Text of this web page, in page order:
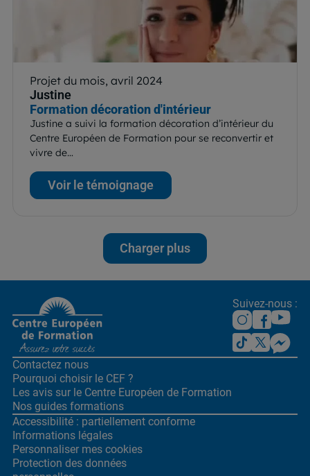
Projet du mois, avril 2024
Justine
Formation décoration d'intérieur
Justine a suivi la formation décoration d’intérieur du
Centre Européen de Formation pour se reconvertir et
vivre de…
Voir le témoignage
Charger plus
Suivez-nous :
Contactez nous
Pourquoi choisir le CEF ?
Les avis sur le Centre Européen de Formation
Nos guides formations
Accessibilité : partiellement conforme
Informations légales
Personnaliser mes cookies
Protection des données